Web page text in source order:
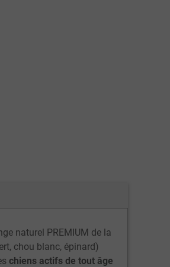
naturel PREMIUM de la
chou blanc, épinard)
chiens actifs de tout âge